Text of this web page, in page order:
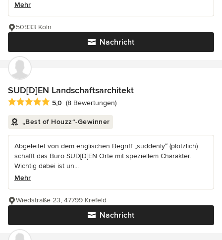
Mehr
Nachricht
50933 Köln
SUD[D]EN Landschaftsarchitekt
Durchschnittliche Bewertung: 5 von 5 Sternen
5,0 (8 Bewertungen)
„Best of Houzz“-Gewinner
Abgeleitet von dem englischen Begriff „suddenly“ (plötzlich)
schafft das Büro SUD[D]EN Orte mit speziellem Charakter.
Wichtig dabei ist un...
Mehr
Nachricht
Wiedstraße 23, 47799 Krefeld